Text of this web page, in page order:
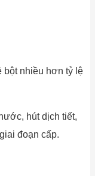
bột nhiều hơn tỷ lệ
hút dịch tiết,
đoạn cấp.